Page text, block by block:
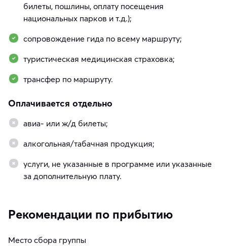
билеты, пошлины, оплату посещения
национальных парков и т.д.);
сопровождение гида по всему маршруту;
туристическая медицинская страховка;
трансфер по маршруту.
Оплачивается отдельно
авиа- или ж/д билеты;
алкогольная/табачная продукция;
услуги, не указанные в программе или указанные
за дополнительную плату.
Рекомендации по прибытию
Место сбора группы